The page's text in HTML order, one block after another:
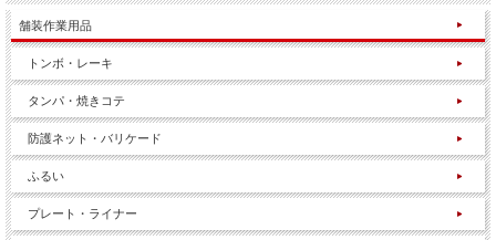
舗装作業用品
トンボ・レーキ
タンパ・焼きコテ
防護ネット・バリケード
ふるい
プレート・ライナー